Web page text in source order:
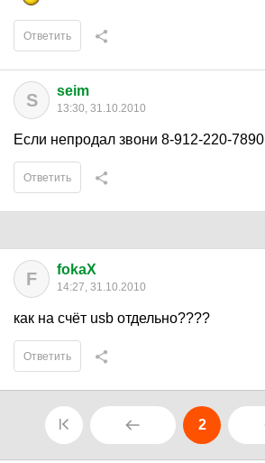
Ответить
S seim
13:30, 31.10.2010
Если непродал звони 8-912-220-7890
Ответить
F fokaX
14:27, 31.10.2010
как на счёт usb отдельно????
Ответить
2